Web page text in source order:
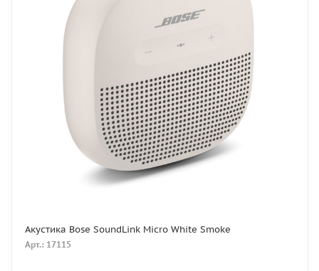
Акустика Bose SoundLink Micro White Smoke
Арт.: 17115